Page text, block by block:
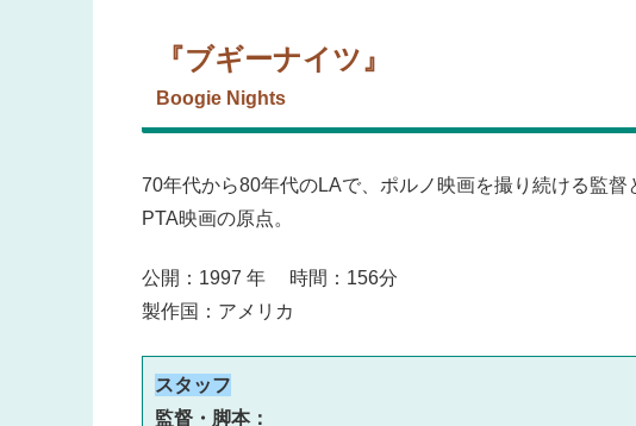
『ブギーナイツ』
Boogie Nights
70年代から80年代のLAで、ポルノ映画を撮り続ける監
PTA映画の原点。
公開：1997 年 時間：156分
製作国：アメリカ
スタッフ
監督・脚本：